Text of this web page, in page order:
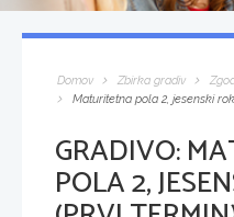
Domov Zbirka gradiv
Maturitetna pola 2, jesenski
GRADIVO:
POLA 2,